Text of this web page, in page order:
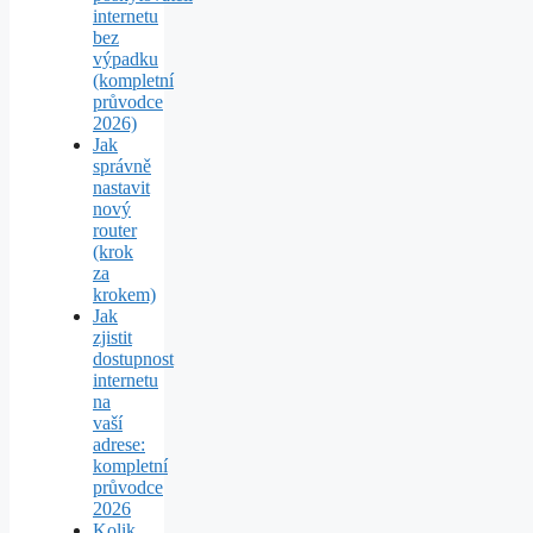
internetu
bez
výpadku
(kompletní
průvodce
2026)
Jak
správně
nastavit
nový
router
(krok
za
krokem)
Jak
zjistit
dostupnost
internetu
na
vaší
adrese:
kompletní
průvodce
2026